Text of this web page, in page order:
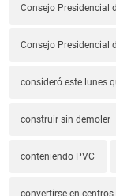
Consejo Presidencial
Consejo Presidencial
consideró este lunes
construir sin demoler
conteniendo PVC
convertirse en centros